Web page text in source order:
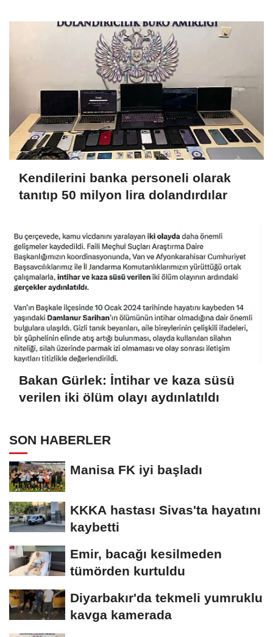
Kendilerini banka personeli olarak
tanıtıp 50 milyon lira dolandırdılar
Bakan Gürlek: İntihar ve kaza süsü
verilen iki ölüm olayı aydınlatıldı
SON HABERLER
Manisa FK iyi başladı
KKKA hastası Sivas'ta hayatını
kaybetti
Emir, bacağı kesilmeden
tümörden kurtuldu
Diyarbakır'da tekmeli yumruklu
kavga kamerada